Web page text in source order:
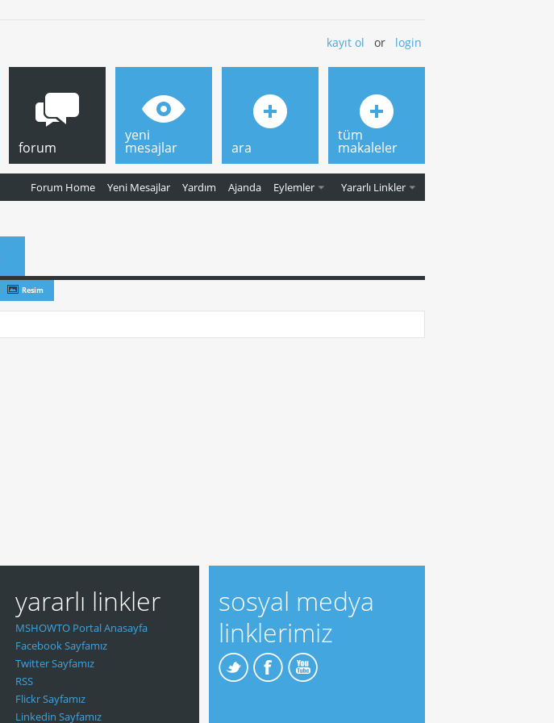
kayıt ol or login
forum
Forum Home Yeni Mesajlar Yardım Ajanda Eylemler Yararlı Linkler
yeni
mesajlar ara
tüm
makaleler
Resim
yararlı linkler
MSHOWTO Portal Anasayfa
Facebook Sayfamız
Twitter Sayfamız
RSS
Flickr Sayfamız
Linkedin Sayfamız
sosyal medya
linklerimiz